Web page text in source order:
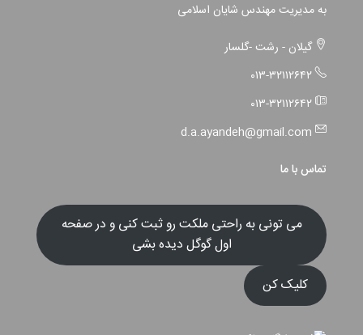
به مدیریت مهندس شایان اسلامی
گیلان - رشت -گلسار
۰۱۳-۳۲۱۱۲۶۴۲
۰۱۳-۳۲۱۱۲۶۴۲
d.a.ayandeh@gmail.com
تماس با ما
می تونی به راحتی ملکت رو ثبت کنی و در صفحه
اول گوگل دیده بشی
کلیک کن